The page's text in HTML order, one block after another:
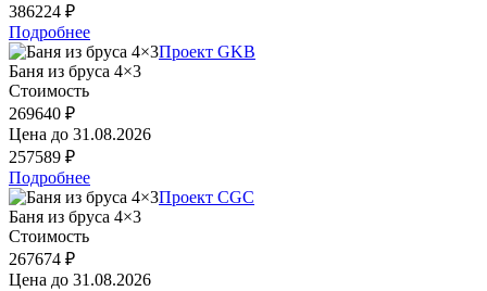
386224 ₽
Подробнее
Проект GKB
Баня из бруса 4×3
Стоимость
269640 ₽
Цена до 31.08.2026
257589 ₽
Подробнее
Проект CGC
Баня из бруса 4×3
Стоимость
267674 ₽
Цена до 31.08.2026